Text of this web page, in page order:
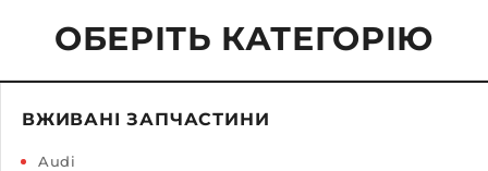
ОБЕРІТЬ КАТЕГОРІЮ
ВЖИВАНІ ЗАПЧАСТИНИ
Audi